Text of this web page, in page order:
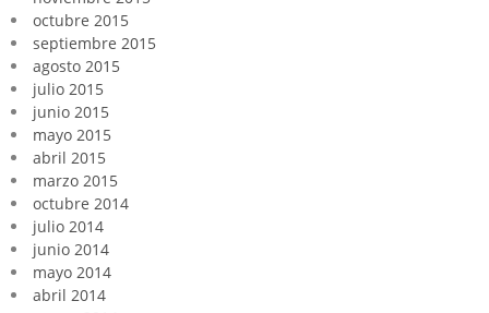
octubre 2015
septiembre 2015
agosto 2015
julio 2015
junio 2015
mayo 2015
abril 2015
marzo 2015
octubre 2014
julio 2014
junio 2014
mayo 2014
abril 2014